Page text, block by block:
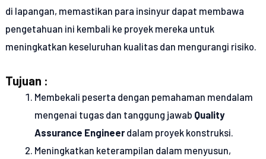
di lapangan, memastikan para insinyur dapat membawa
pengetahuan ini kembali ke proyek mereka untuk
meningkatkan keseluruhan kualitas dan mengurangi risiko.
Tujuan :
Membekali peserta dengan pemahaman mendalam
mengenai tugas dan tanggung jawab Quality
Assurance Engineerdalam proyek konstruksi.
Meningkatkan keterampilan dalam menyusun,